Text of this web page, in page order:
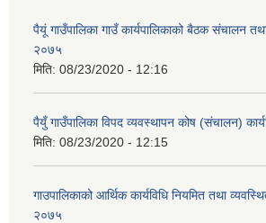
पैयूं गाउँपालिका गाउँ कार्यपालिकाको बैठक संचालन
२०७५
मिति: 08/23/2020 - 12:16
पैयुँ गाउँपालिका विपद व्यवस्थापन कोष (संचालन)
मिति: 08/23/2020 - 12:15
गाउपालिकाको आर्थिक कार्यविधि नियमित तथा
२०७५